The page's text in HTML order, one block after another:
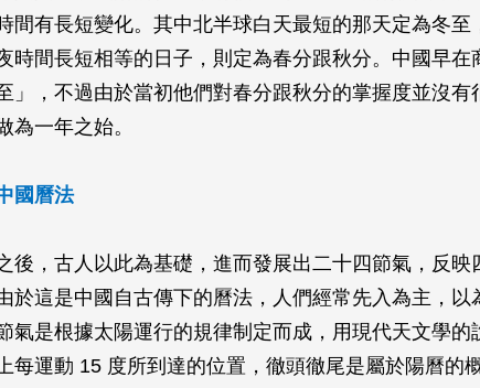
間有長短變化。其中北半球白天最短的那天定為冬至
時間長短相等的日子，則定為春分跟秋分。中國早在
」，不過由於當初他們對春分跟秋分的掌握度並沒有
為一年之始。
國曆法
後，古人以此為基礎，進而發展出二十四節氣，反映
於這是中國自古傳下的曆法，人們經常先入為主，以
氣是根據太陽運行的規律制定而成，用現代天文學的
每運動 15 度所到達的位置，徹頭徹尾是屬於陽曆的概